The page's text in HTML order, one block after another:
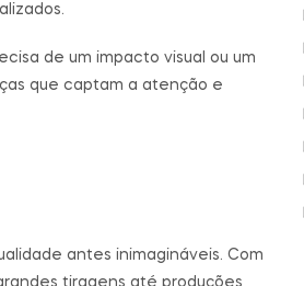
de um impacto visual ou um
que captam a atenção e
antes inimagináveis. Com
tiragens até produções